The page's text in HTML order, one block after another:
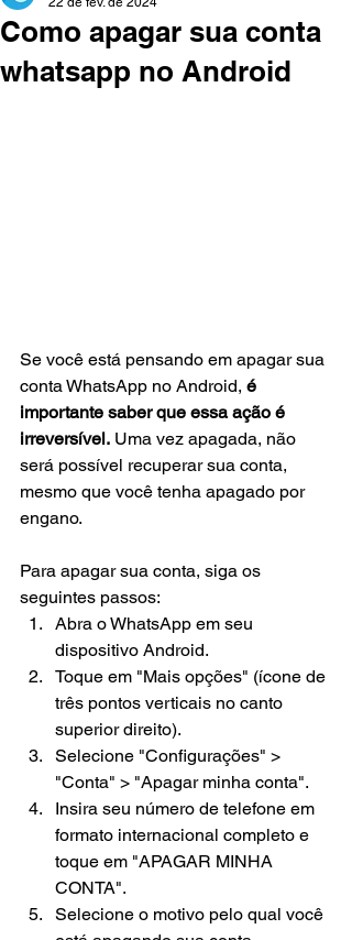
Como apagar sua conta
whatsapp no Android
Se você está pensando em apagar sua
conta WhatsApp no Android, é
importante saber que essa ação é
irreversível. Uma vez apagada, não
será possível recuperar sua conta,
mesmo que você tenha apagado por
engano.
Para apagar sua conta, siga os
seguintes passos:
Abra o WhatsApp em seu
dispositivo Android.
Toque em "Mais opções" (ícone de
três pontos verticais no canto
superior direito).
Selecione "Configurações" >
"Conta" > "Apagar minha conta".
Insira seu número de telefone em
formato internacional completo e
toque em "APAGAR MINHA
CONTA".
Selecione o motivo pelo qual você